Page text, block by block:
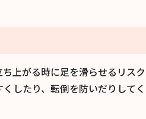
上がる時に足を滑らせるリスク
したり、転倒を防いだりしてく